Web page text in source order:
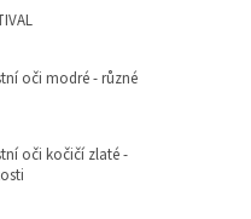
oči modré - různé
oči kočičí zlaté -